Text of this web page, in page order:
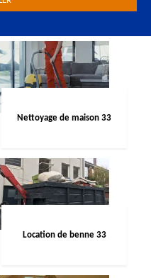
Nettoyage de maison 33
Location de benne 33